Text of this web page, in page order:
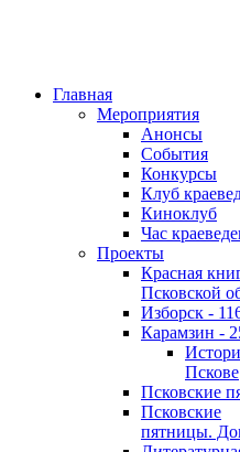
Главная
Мероприятия
Анонсы
События
Конкурсы
Клуб
Киноклуб
Час
Проекты
Красная
Псковской
Изборск -
Карамзин -
Пскове
Псковские
Псковские
пятницы.